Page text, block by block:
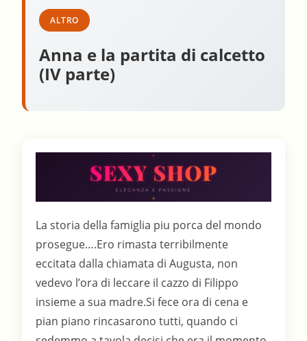
ALTRO
Anna e la partita di calcetto
(IV parte)
La storia della famiglia piu porca del mondo
prosegue….Ero rimasta terribilmente
eccitata dalla chiamata di Augusta, non
vedevo l’ora di leccare il cazzo di Filippo
insieme a sua madre.Si fece ora di cena e
pian piano rincasarono tutti, quando ci